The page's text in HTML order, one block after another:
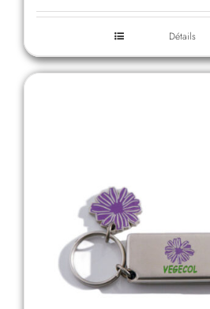
Détails